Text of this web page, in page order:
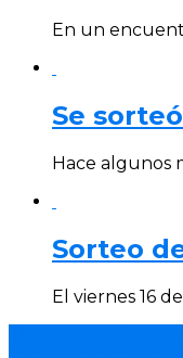
En un
Se
Hace algunos
Sorteo
El viernes 16